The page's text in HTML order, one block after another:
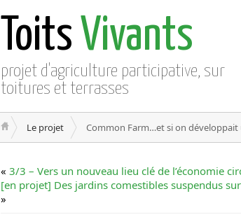
Toits Vivants
projet d'agriculture participative, sur
toitures et terrasses
Le projet Common Farm…et si on
« 3/3 – Vers un nouveau lieu clé de l’économie
[en projet] Des jardins comestibles suspendus
»